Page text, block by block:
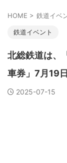
HOME > 鉄道イベ
鉄道イベント
北総鉄道は、
車券」7月19
2025-07-15